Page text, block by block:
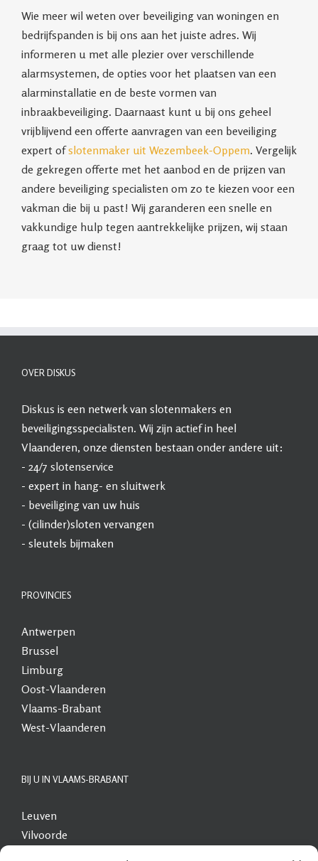
Wie meer wil weten over beveiliging van woningen en
bedrijfspanden is bij ons aan het juiste adres. Wij
informeren u met alle plezier over verschillende
alarmsystemen, de opties voor het plaatsen van een
alarminstallatie en de beste vormen van
inbraakbeveiliging. Daarnaast kunt u bij ons geheel
vrijblijvend een offerte aanvragen van een beveiliging
expert ofslotenmaker uit Wezembeek-Oppem. Vergelijk
de gekregen offerte met het aanbod en de prijzen van
andere beveiliging specialisten om zo te kiezen voor een
vakman die bij u past! Wij garanderen een snelle en
vakkundige hulp tegen aantrekkelijke prijzen, wij staan
graag tot uw dienst!
OVER DISKUS
Diskus is een netwerk van slotenmakers en
beveiligingsspecialisten. Wij zijn actief in heel
Vlaanderen, onze diensten bestaan onder andere uit:
- 24/7 slotenservice
- expert in hang- en sluitwerk
- beveiliging van uw huis
- (cilinder)sloten vervangen
- sleutels bijmaken
PROVINCIES
Antwerpen
Brussel
Limburg
Oost-Vlaanderen
Vlaams-Brabant
West-Vlaanderen
BIJ U IN VLAAMS-BRABANT
Leuven
Vilvoorde